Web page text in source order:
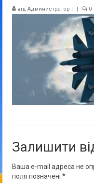
Батькам та
Прозорість та
від Администратор | | 0
Залишити
Ваша e-mail адреса не
поля позначені *